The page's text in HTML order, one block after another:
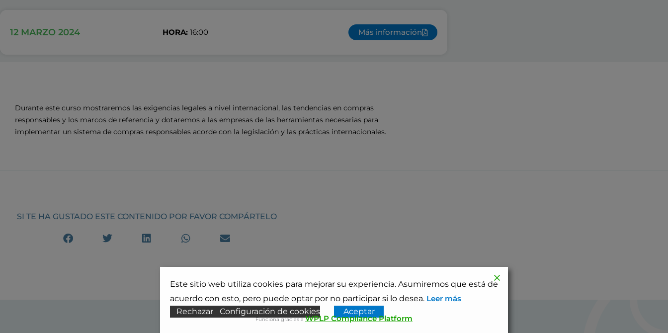
12 MARZO 2024 HORA: 16:00 Más información
Durante este curso mostraremos las exigencias legales a nivel internacional, las tendencias en compras
responsables y los marcos de referencia y dotaremos a las empresas de las herramientas necesarias para
implementar un sistema de compras responsables acorde con la legislación y las prácticas internacionales.
SI TE HA GUSTADO ESTE CONTENIDO POR FAVOR COMPÁRTELO
Este sitio web utiliza cookies para mejorar su experiencia. Asumiremos que está de
acuerdo con esto, pero puede optar por no participar si lo desea. Leer más
Rechazar
Configuración de cookies Aceptar
Funciona gracias aWPLP Compliance Platform